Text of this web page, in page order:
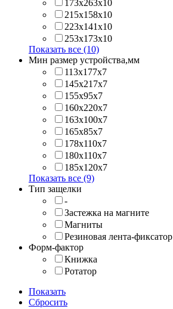
173х263x10
215х158x10
223х141x10
253х173x10
Показать все (10)
Мин размер устройства,мм
113x177x7
145x217x7
155x95x7
160x220x7
163x100x7
165x85x7
178x110x7
180x110x7
185x120x7
Показать все (9)
Тип защелки
-
Застежка на магните
Магниты
Резиновая лента-фиксатор
Форм-фактор
Книжка
Ротатор
Показать
Сбросить